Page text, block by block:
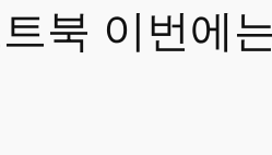
북 이번에